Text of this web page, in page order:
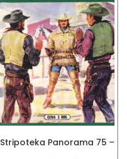
Stripoteka Panorama 75 –